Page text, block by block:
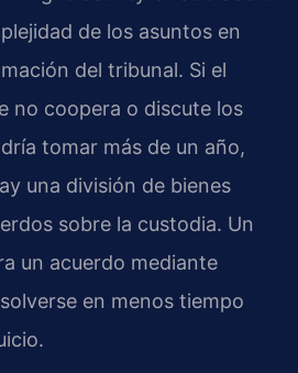
de los asuntos en
del tribunal. Si el
no coopera o discute los
tomar más de un año,
una división de bienes
sobre la custodia. Un
un acuerdo mediante
en menos tiempo